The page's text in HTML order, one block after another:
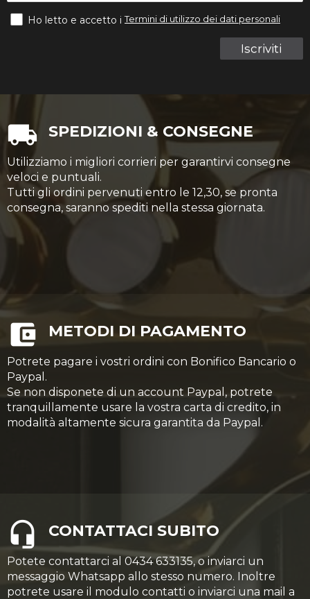
Iscriviti
Ho letto e accetto iTermini di utilizzo dei dati personali
SPEDIZIONI & CONSEGNE
Utilizziamo i migliori corrieri per garantirvi consegne
veloci e puntuali.
Tutti gli ordini pervenuti entro le 12,30, se pronta
consegna, saranno spediti nella stessa giornata.
METODI DI PAGAMENTO
Potrete pagare i vostri ordini con Bonifico Bancario o
Paypal.
Se non disponete di un account Paypal, potrete
tranquillamente usare la vostra carta di credito, in
modalità altamente sicura garantita da Paypal.
CONTATTACI SUBITO
Potete contattarci al 0434 633135, o inviarci un
messaggio Whatsapp allo stesso numero. Inoltre
potrete usare il modulo contatti o inviarci una mail a